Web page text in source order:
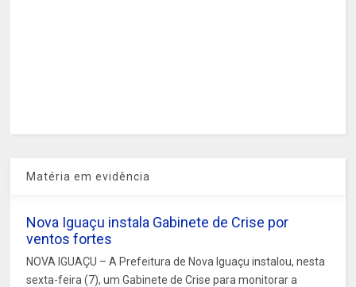
Matéria em evidência
Nova Iguaçu instala Gabinete de Crise por
ventos fortes
NOVA IGUAÇU – A Prefeitura de Nova Iguaçu instalou, nesta
sexta-feira (7), um Gabinete de Crise para monitorar a